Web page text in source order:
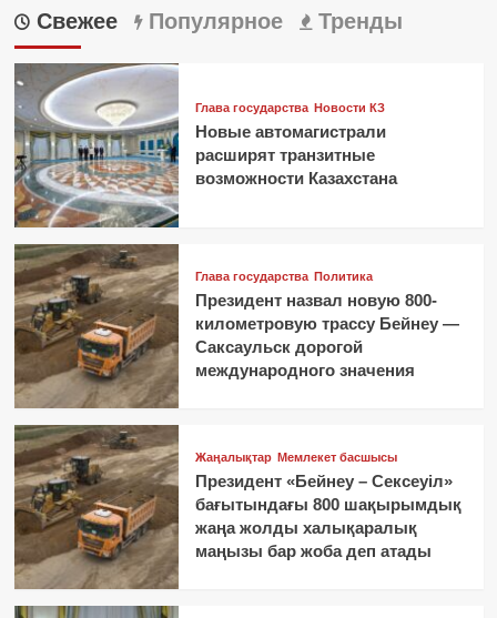
Свежее Популярное Тренды
Глава государства Новости КЗ
Новые автомагистрали
расширят транзитные
возможности Казахстана
Глава государства Политика
Президент назвал новую 800-
километровую трассу Бейнеу —
Саксаульск дорогой
международного значения
Жаңалықтар Мемлекет басшысы
Президент «Бейнеу – Сексеуіл»
бағытындағы 800 шақырымдық
жаңа жолды халықаралық
маңызы бар жоба деп атады